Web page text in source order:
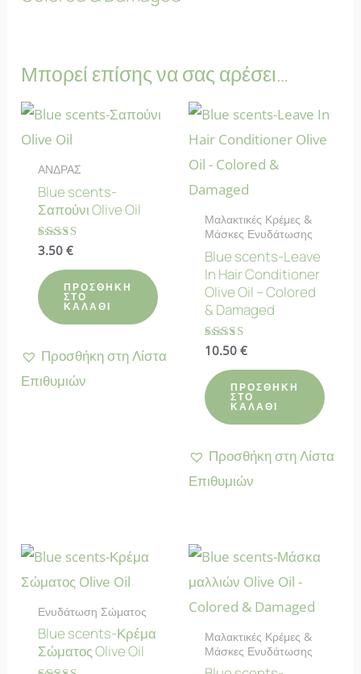
Μπορεί επίσης να σας αρέσει…
ΑΝΔΡΑΣ
Blue scents-
Σαπούνι Olive Oil
Βαθμολογήθηκε
4.83
από 5
3.50 €
ΠΡΟΣΘΉΚΗ
ΣΤΟ
ΚΑΛΆΘΙ
Προσθήκη στη Λίστα
Επιθυμιών
Μαλακτικές Κρέμες &
Μάσκες Ενυδάτωσης
Blue scents-Leave
In Hair Conditioner
Olive Oil – Colored
& Damaged
Βαθμολογήθηκε
4.40
από 5
10.50€
ΠΡΟΣΘΉΚΗ
ΣΤΟ
ΚΑΛΆΘΙ
Προσθήκη στη Λίστα
Επιθυμιών
Ενυδάτωση Σώματος
Blue scents-Κρέμα
Σώματος Olive Oil
Μαλακτικές Κρέμες &
Μάσκες Ενυδάτωσης